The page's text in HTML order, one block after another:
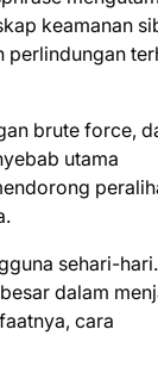
keamanan
perlindungan
brute force,
utama
sehari-
dalam
cara